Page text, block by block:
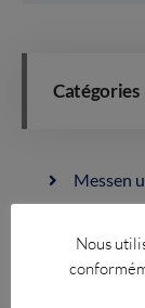
Catégories
Messen
Nous